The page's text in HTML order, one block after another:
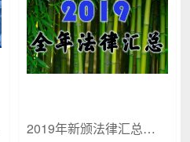
2019年新颁法律汇总（截至20190827）